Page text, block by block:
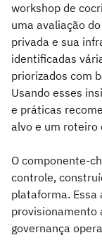
workshop de
uma avaliação
privada e sua
identificadas
priorizados com
Usando esses
e práticas
alvo e um roteiro
O componente-
controle,
plataforma.
provisionamento
governança